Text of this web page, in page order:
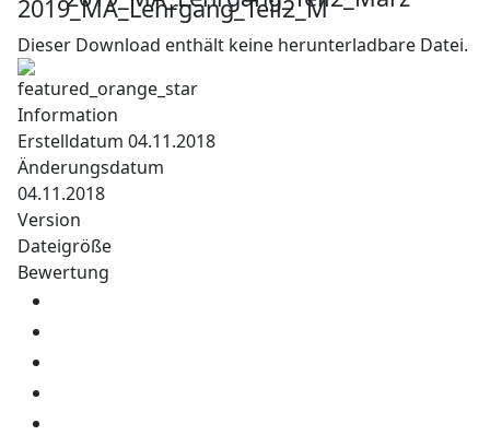
Dieser Download enthält keine herunterladbare Datei.
Information
Erstelldatum04.11.2018
Änderungsdatum
04.11.2018
Version
Dateigröße
Bewertung